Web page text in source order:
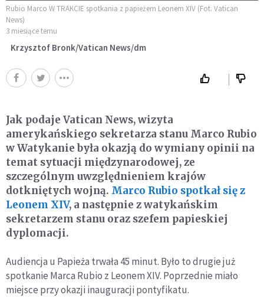
Rubio Marco W TRAKCIE spotkania z papieżem Leonem XIV (Fot. Vatican
News)
3 miesiące temu
Krzysztof Bronk/Vatican News/dm
Jak podaje Vatican News, wizyta
amerykańskiego sekretarza stanu Marco Rubio
w Watykanie była okazją do wymiany opinii na
temat sytuacji międzynarodowej, ze
szczególnym uwzględnieniem krajów
dotkniętych wojną. Marco Rubio spotkał się z
Leonem XIV, a następnie z watykańskim
sekretarzem stanu oraz szefem papieskiej
dyplomacji.
Audiencja u Papieża trwała 45 minut. Było to drugie już
spotkanie Marca Rubio z Leonem XIV. Poprzednie miało
miejsce przy okazji inauguracji pontyfikatu.